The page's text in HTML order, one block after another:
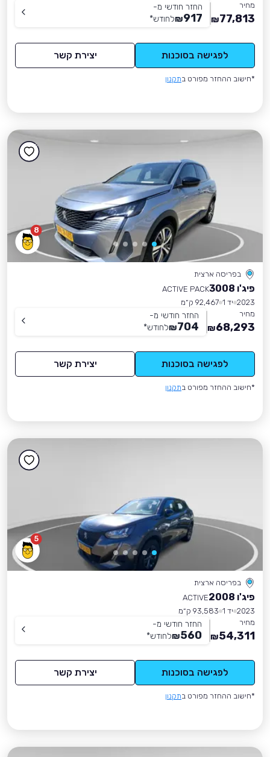
מחיר
77,813
₪
החזר חודשי מ-
917
₪לחודש*
לפגישה בסוכנות יצירת קשר
*חישוב ההחזר מפורט בתקנון
8
בפריסה ארצית
פיג'ו 3008
ACTIVE PACK
2023 יד 1
92,467 ק״מ
מחיר
68,293
₪
החזר חודשי מ-
704
₪לחודש*
לפגישה בסוכנות יצירת קשר
*חישוב ההחזר מפורט בתקנון
5
בפריסה ארצית
פיג'ו 2008
ACTIVE
2023 יד 1
93,583 ק״מ
מחיר
54,311
₪
החזר חודשי מ-
560
₪לחודש*
לפגישה בסוכנות יצירת קשר
*חישוב ההחזר מפורט בתקנון